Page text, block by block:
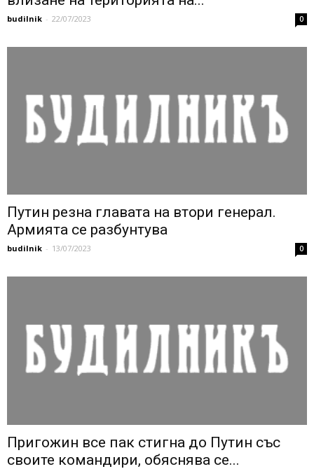
budilnik - 22/07/2023 0
Путин резна главата на втори генерал.
Армията се разбунтува
budilnik - 13/07/2023 0
Пригожин все пак стигна до Путин със
своите командири, обяснява се...